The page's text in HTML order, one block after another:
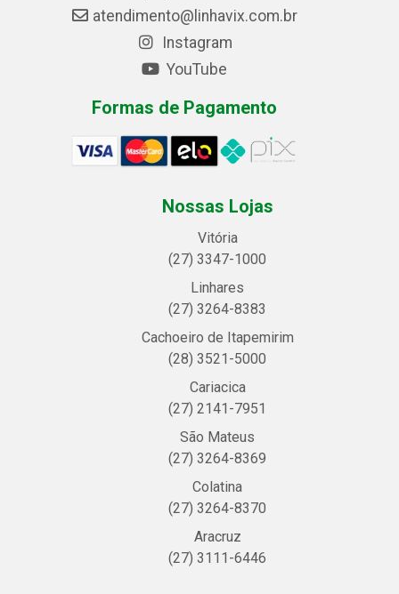
atendimento@linhavix.com.br
Instagram
YouTube
Formas de Pagamento
Nossas Lojas
Vitória
(27) 3347-1000
Linhares
(27) 3264-8383
Cachoeiro de Itapemirim
(28) 3521-5000
Cariacica
(27) 2141-7951
São Mateus
(27) 3264-8369
Colatina
(27) 3264-8370
Aracruz
(27) 3111-6446